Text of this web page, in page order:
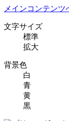
メインコンテンツ
文字サイズ
標準
拡大
背景色
白
青
黄
黒